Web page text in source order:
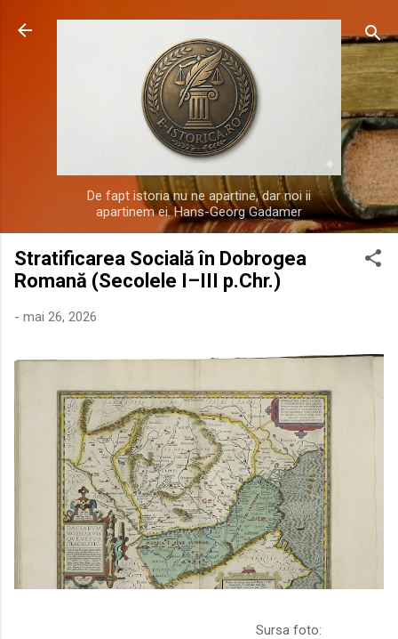
Treceți la conținutul principal
De fapt istoria nu ne apartine, dar noi ii
apartinem ei. Hans-Georg Gadamer
Stratificarea Socială în Dobrogea
Romană (Secolele I–III p.Chr.)
- mai 26, 2026
Sursa foto: